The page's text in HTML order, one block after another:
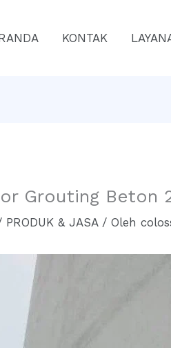
KONTAK
Grouting Beton
PRODUK & JASA/ Oleh